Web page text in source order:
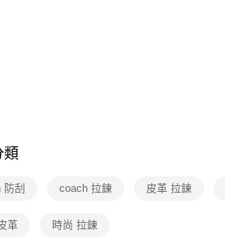
類
防刮 coach 拉鍊 皮革 拉鍊
革 時尚 拉鍊